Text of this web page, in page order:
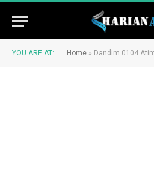
YOU ARE AT: Home » Dandim 0104 Atim Hadiri